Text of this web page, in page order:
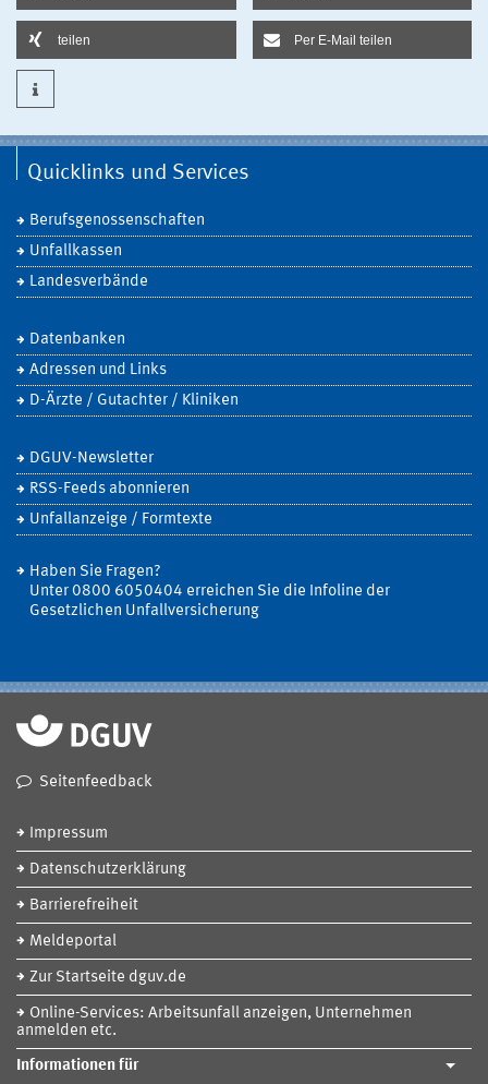
teilen Per E-Mail teilen
Quicklinks und Services
Berufsgenossenschaften
Unfallkassen
Landesverbände
Datenbanken
Adressen und Links
D-Ärzte / Gutachter / Kliniken
DGUV-Newsletter
RSS-Feeds abonnieren
Unfallanzeige / Formtexte
Haben Sie Fragen?
Unter 0800 6050404 erreichen Sie die Infoline der
Gesetzlichen Unfallversicherung
Seitenfeedback
Impressum
Datenschutzerklärung
Barrierefreiheit
Meldeportal
Zur Startseite dguv.de
Online-Services: Arbeitsunfall anzeigen, Unternehmen
anmelden etc.
Informationen für